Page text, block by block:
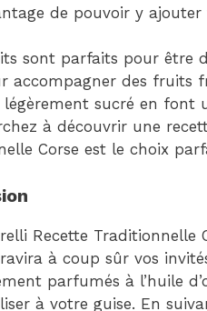
de pouvoir y
sont parfaits pour être
accompagner des fruits
sucré en font
à découvrir une
Corse est le choix
Recette Traditionnelle
à coup sûr vos
parfumés à l’huile
à votre guise. En